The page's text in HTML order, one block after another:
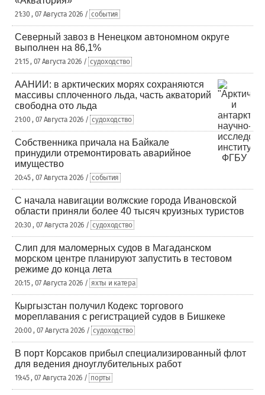
21:30 , 07 Августа 2026 / события
Северный завоз в Ненецком автономном округе
выполнен на 86,1%
21:15 , 07 Августа 2026 / судоходство
ААНИИ: в арктических морях сохраняются
массивы сплоченного льда, часть акваторий
свободна ото льда
21:00 , 07 Августа 2026 / судоходство
Собственника причала на Байкале
принудили отремонтировать аварийное
имущество
20:45 , 07 Августа 2026 / события
С начала навигации волжские города Ивановской
области приняли более 40 тысяч круизных туристов
20:30 , 07 Августа 2026 / судоходство
Слип для маломерных судов в Магаданском
морском центре планируют запустить в тестовом
режиме до конца лета
20:15 , 07 Августа 2026 / яхты и катера
Кыргызстан получил Кодекс торгового
мореплавания с регистрацией судов в Бишкеке
20:00 , 07 Августа 2026 / судоходство
В порт Корсаков прибыл специализированный флот
для ведения дноуглубительных работ
19:45 , 07 Августа 2026 / порты